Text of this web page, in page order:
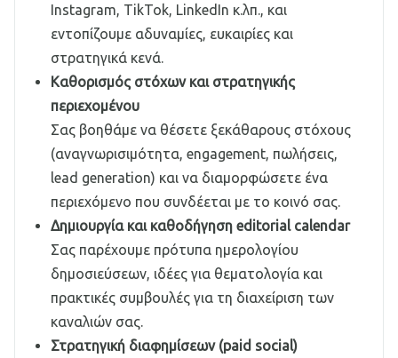
Instagram, TikTok, LinkedIn κ.λπ., και
εντοπίζουμε αδυναμίες, ευκαιρίες και
στρατηγικά κενά.
Καθορισμός στόχων και στρατηγικής
περιεχομένου
Σας βοηθάμε να θέσετε ξεκάθαρους στόχους
(αναγνωρισιμότητα, engagement, πωλήσεις,
lead generation) και να διαμορφώσετε ένα
περιεχόμενο που συνδέεται με το κοινό σας.
Δημιουργία και καθοδήγηση editorial calendar
Σας παρέχουμε πρότυπα ημερολογίου
δημοσιεύσεων, ιδέες για θεματολογία και
πρακτικές συμβουλές για τη διαχείριση των
καναλιών σας.
Στρατηγική διαφημίσεων (paid social)